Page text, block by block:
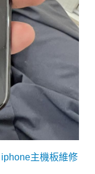
iphone主機板維修